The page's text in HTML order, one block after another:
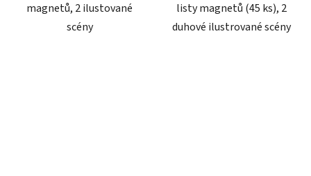
magnetů, 2 ilustované
scény
listy magnetů (45 ks), 2
duhové ilustrované scény